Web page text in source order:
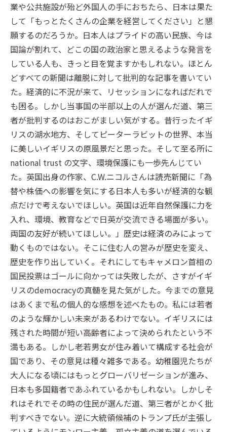
業や公共施設が殆ど外国人の手におちたら、日本は果た
して「もっとたくさんの企業を経営してください」と懇
願するのだろうか。日本人はプライドの高い民族、今は
国論が割れて、どこの国の政治家と思えるような発言を
している人も、きっと目を覚ますかもしれない。ほとん
どすべての新聞は離脱に対して批判的な記事を書いてい
た。経済的に不況が来て、リセッションになればだれで
も困る。しかし当事国の半部以上の人が選んだ道、第三
者が批判するのはおこがましい気がする。昔行ったイギ
リスの湖水地方、そしてピーターラビットの世界、本当
に美しいイギリスの原風景だと思った。そして至る所に
national trust の文字、環境保護にも一歩先んじてい
た。英国出身の作家、C.W.ニコルさんは読売新聞に「為
替や株価への影響を気にする日本人も多いが経済的な観
点だけで考えないでほしい。英国は近年自然保護に力を
入れ、環境、教育などで日英が交流できる場面が多い。
両国の友好が続いてほしい。」歴史は経済のみによって
動くものではない。そこに住む人の営みが歴史を変え、
歴史を作り出していく。それにしてもキャメロン首相の
国民投票はゴールに向かっては失敗したが、さすがイギ
リスのdemocracyの真髄を見た気がした。今までの意見
はあくまで私の個人的な感想を述べたもの。私には若者
のような輝かしい未来があるわけでない。イギリスには
残された時間が短い高齢者によって決められたという不
満もある。しかし老若男女が住み着いて構成する社会が
国であり、その意見は種々雑多である。幼稚園児たちが
大人になる頃にはもっとグローバリゼーションが進み、
日本も多国籍者であふれているかもしれない。しかしそ
れはそれでその時の住民が選んだ道、第三者がとかく批
判すべきでない。逆に大統領候補のトランプ氏が主張し